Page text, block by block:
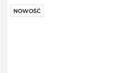
NOWOŚĆ